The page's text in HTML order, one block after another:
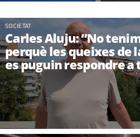
SOCIETAT
Carles Aluju: “No
perquè les queixes de
es puguin respondre a